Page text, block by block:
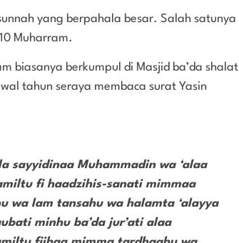
yang berpahala besar. Salah satunya
Muharram.
biasanya berkumpul di Masjid ba’da shalat
tahun seraya membaca surat Yasin
sayyidinaa Muhammadin wa ‘alaa
fi haadzihis-sanati mimmaa
wa lam tansahu wa halamta ‘alayya
minhu ba’da jur’ati alaa